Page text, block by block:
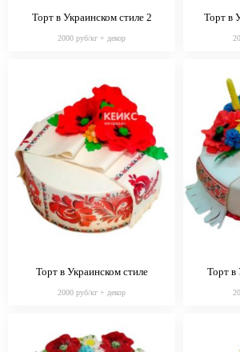
Торт в Украинском стиле 2
2000 руб/кг + декор
Торт в
Торт в Украинском стиле
2000 руб/кг + декор
Торт в